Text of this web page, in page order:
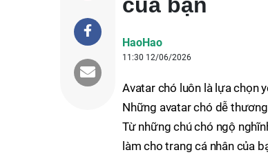
HaoHao
11:30 12/06/2026
Avatar chó luôn là lựa chọn
Những avatar chó dễ
Từ những chú chó ngộ
làm cho trang cá nhân của